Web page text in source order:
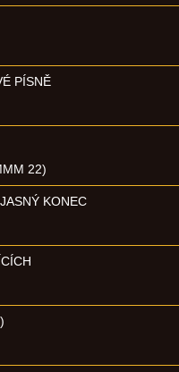
PÍSNĚ
22)
KONEC